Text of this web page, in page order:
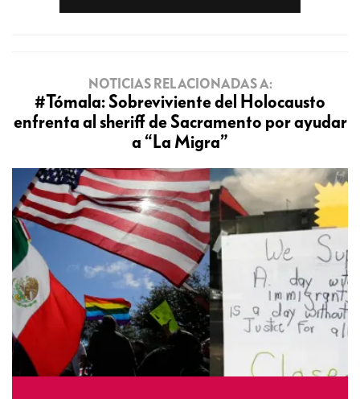
NOTICIAS RELACIONADAS A:
#Tómala: Sobreviviente del Holocausto
enfrenta al sheriff de Sacramento por ayudar
a “La Migra”